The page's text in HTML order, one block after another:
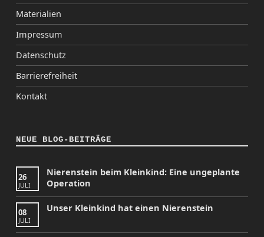
Materialien
Impressum
Datenschutz
Barrierefreiheit
Kontakt
NEUE BLOG-BEITRÄGE
26
JULI
Nierenstein beim Kleinkind: Eine ungeplante
Operation
08
JULI
Unser Kleinkind hat einen Nierenstein